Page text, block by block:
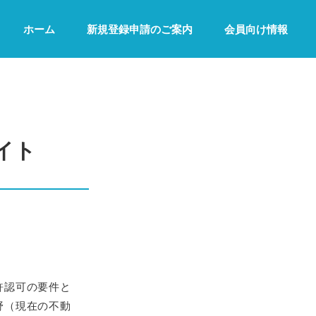
ホーム 新規登録申請のご案内 会員向け情報
ト
可の要件と
現在の不動